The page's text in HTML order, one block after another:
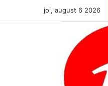
joi, august 6 2026